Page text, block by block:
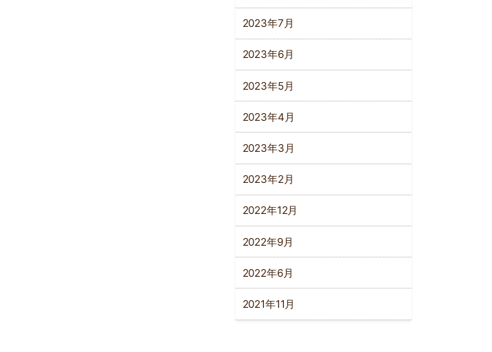
2023年7月
2023年6月
2023年5月
2023年4月
2023年3月
2023年2月
2022年12月
2022年9月
2022年6月
2021年11月